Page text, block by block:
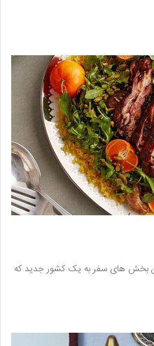
بخش های سفر به یک کشور جدید که